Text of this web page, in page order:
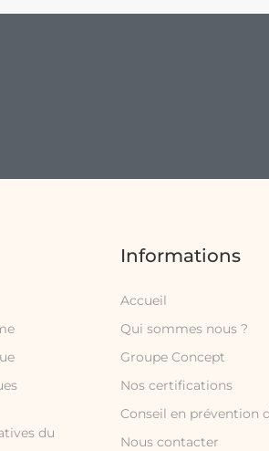
du
Informations
Accueil
Qui sommes nous ?
Groupe Concept
Nos certifications
Conseil en prévention
Nous contacter